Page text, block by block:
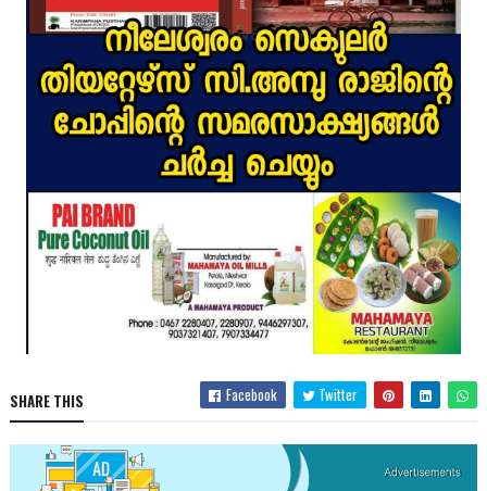
SHARE THIS Facebook Twitter